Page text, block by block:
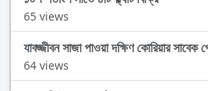
65 views
যাবজ্জীবন সাজা পাওয়া দক্ষিণ কোরিয়ার সাবেক
64 views